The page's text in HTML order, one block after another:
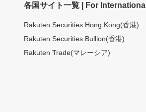
各国サイト一覧 | For International
Rakuten Securities Hong Kong(香港)
Rakuten Securities Bullion(香港)
Rakuten Trade(マレーシア)